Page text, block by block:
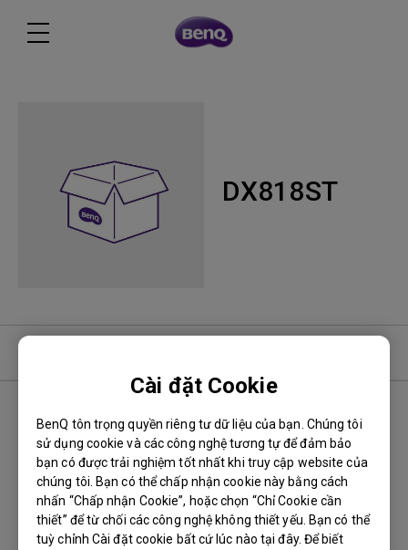
Cài đặt Cookie
BenQ tôn trọng quyền riêng tư dữ liệu của bạn. Chúng tôi
sử dụng cookie và các công nghệ tương tự để đảm bảo
bạn có được trải nghiệm tốt nhất khi truy cập website của
chúng tôi. Bạn có thể chấp nhận cookie này bằng cách
nhấn “Chấp nhận Cookie”, hoặc chọn “Chỉ Cookie cần
thiết” để từ chối các công nghệ không thiết yếu. Bạn có thể
tuỳ chỉnh Cài đặt cookie bất cứ lúc nào tại đây. Để biết
DX818ST
Không có phần mềm &amp; phần
mềm điều khiển liên quan